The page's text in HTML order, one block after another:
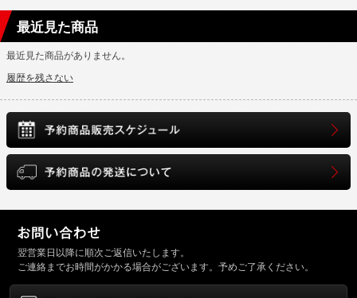
最近見た商品
最近見た商品がありません。
履歴を残さない
翌営業日以降に順次ご返信いたします。
ご連絡までお時間がかかる場合がございます。予めご了承ください。